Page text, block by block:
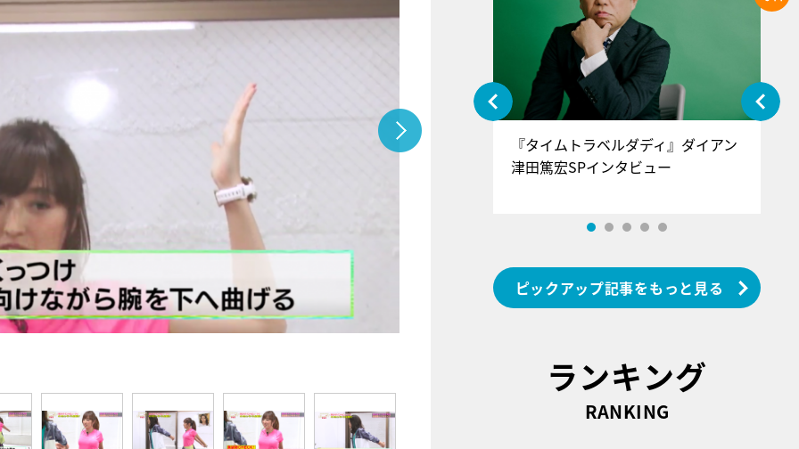
『アイ＝ラブ！げーみんぐ』＝LOV
ビュー
『タイムトラベルダディ』ダイアン
津田篤宏SPインタビュー
ピックアップ記事をもっと見る
ランキング
RANKING